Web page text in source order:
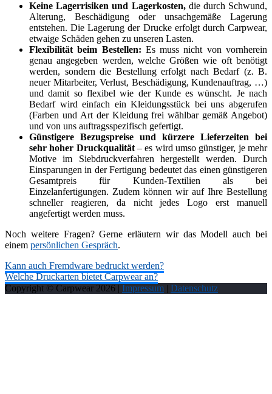
Keine Lagerrisiken und Lagerkosten,die durch Schwund,
Alterung, Beschädigung oder unsachgemäße Lagerung
entstehen. Die Lagerung der Drucke erfolgt durch Carpwear,
etwaige Schäden gehen zu unseren Lasten.
Flexibilität beim Bestellen: Es muss nicht von vornherein
genau angegeben werden, welche Größen wie oft benötigt
werden, sondern die Bestellung erfolgt nach Bedarf (z. B.
neuer Mitarbeiter, Verlust, Beschädigung, Kundenauftrag, …)
und damit so flexibel wie der Kunde es wünscht. Je nach
Bedarf wird einfach ein Kleidungsstück bei uns abgerufen
(Farben und Art der Kleidung frei wählbar gemäß Angebot)
und von uns auftragsspezifisch gefertigt.
Günstigere Bezugspreise und kürzere Lieferzeiten bei
sehr hoher Druckqualität– es wird umso günstiger, je mehr
Motive im Siebdruckverfahren hergestellt werden. Durch
Einsparungen in der Fertigung bedeutet das einen günstigeren
Gesamtpreis für Kunden-Textilien als bei
Einzelanfertigungen. Zudem können wir auf Ihre Bestellung
schneller reagieren, da nicht jedes Logo erst manuell
angefertigt werden muss.
Noch weitere Fragen? Gerne erläutern wir das Modell auch bei
einem persönlichen Gespräch.
Beitragsnavigation
Kann auch Fremdware bedruckt werden?
Welche Druckarten bietet Carpwear an?
Copyright © Carpwear 2026 Impressum Datenschutz